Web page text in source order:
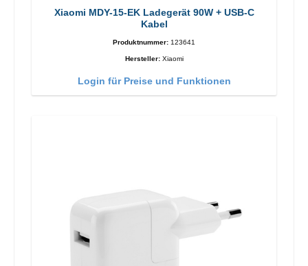
Xiaomi MDY-15-EK Ladegerät 90W + USB-C
Kabel
Produktnummer: 123641
Hersteller: Xiaomi
Login für Preise und Funktionen